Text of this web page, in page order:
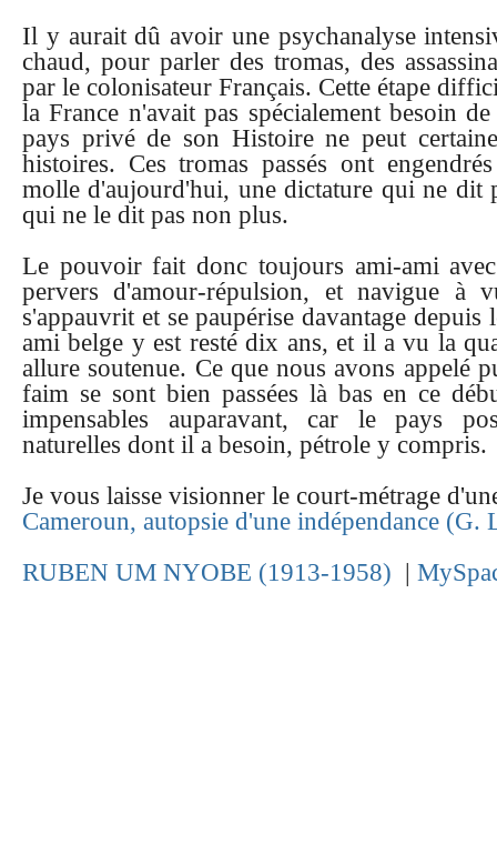
Il y aurait dû avoir une psychanalyse
chaud, pour parler des tromas, des
par le colonisateur Français. Cette étape
la France n'avait pas spécialement besoin
pays privé de son Histoire ne peut
histoires. Ces tromas passés ont
molle d'aujourd'hui, une dictature qui ne dit
qui ne le dit pas non plus.
Le pouvoir fait donc toujours ami-ami
pervers d'amour-répulsion, et navigue à
s'appauvrit et se paupérise davantage
ami belge y est resté dix ans, et il a vu la
allure soutenue. Ce que nous avons appelé
faim se sont bien passées là bas en ce
impensables auparavant, car le pays
naturelles dont il a besoin, pétrole y compris.
Je vous laisse visionner le court-métrage
Cameroun, autopsie d'une indépendance (G.
RUBEN UM NYOBE (1913-1958) |